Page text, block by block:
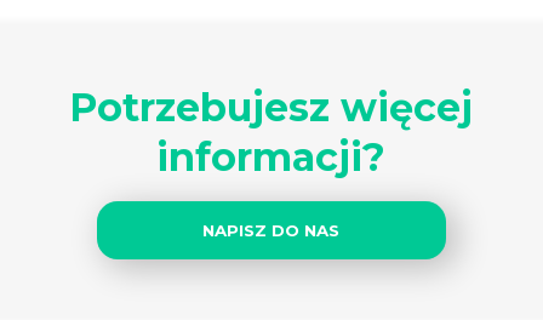
Potrzebujesz więcej
informacji?
NAPISZ DO NAS